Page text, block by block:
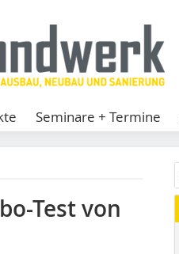
Seminare + Termine
Test von